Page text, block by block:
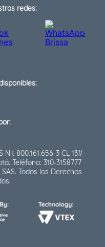
redes:
800.161.656-3 CL 13#
Teléfono: 310-3158777
Todos los Derechos